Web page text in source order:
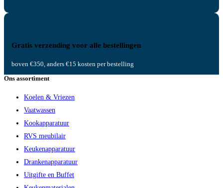
Gratis verzending voor alle bestellingen
boven €350, anders €15 kosten per bestelling
Ons assortiment
Koelen & Vriezen
Vaatwassen
Kookapparatuur
RVS meubilair
Keukenapparatuur
Drankenapparatuur
Uitgifte en Buffet